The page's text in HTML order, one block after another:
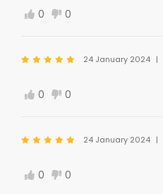
0 0
24 January 2024
0 0
24 January 2024
0 0